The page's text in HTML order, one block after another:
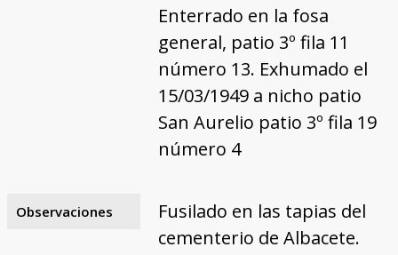
Enterrado en la fosa
general, patio 3º fila 11
número 13. Exhumado el
15/03/1949 a nicho patio
San Aurelio patio 3º fila 19
número 4
Observaciones
Fusilado en las tapias del
cementerio de Albacete.